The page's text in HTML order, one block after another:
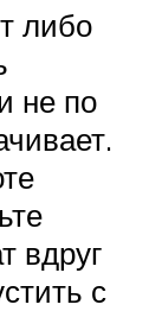
либо
не по
вдруг
с